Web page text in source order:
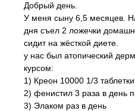
Добрый день.
У меня сыну 6,5 месяцев.
дня съел 2 ложечки
сидит на жёсткой диете.
у нас был атопический
курсом:
1) Креон 10000 1/3
2) фенистил 3 раза в день
3) Элаком раз в день